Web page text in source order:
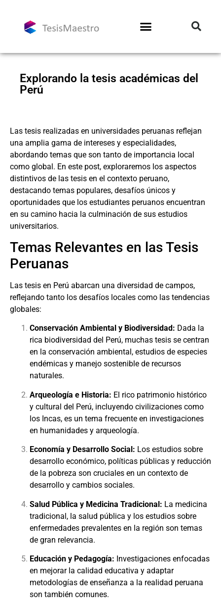
Explorando la tesis académicas del
Perú
Las tesis realizadas en universidades peruanas reflejan
una amplia gama de intereses y especialidades,
abordando temas que son tanto de importancia local
como global. En este post, exploraremos los aspectos
distintivos de las tesis en el contexto peruano,
destacando temas populares, desafíos únicos y
oportunidades que los estudiantes peruanos encuentran
en su camino hacia la culminación de sus estudios
universitarios.
Temas Relevantes en las Tesis
Peruanas
Las tesis en Perú abarcan una diversidad de campos,
reflejando tanto los desafíos locales como las tendencias
globales:
Conservación Ambiental y Biodiversidad: Dada la
rica biodiversidad del Perú, muchas tesis se centran
en la conservación ambiental, estudios de especies
endémicas y manejo sostenible de recursos
naturales.
Arqueología e Historia: El rico patrimonio histórico
y cultural del Perú, incluyendo civilizaciones como
los Incas, es un tema frecuente en investigaciones
en humanidades y arqueología.
Economía y Desarrollo Social: Los estudios sobre
desarrollo económico, políticas públicas y reducción
de la pobreza son cruciales en un contexto de
desarrollo y cambios sociales.
Salud Pública y Medicina Tradicional: La medicina
tradicional, la salud pública y los estudios sobre
enfermedades prevalentes en la región son temas
de gran relevancia.
Educación y Pedagogía: Investigaciones enfocadas
en mejorar la calidad educativa y adaptar
metodologías de enseñanza a la realidad peruana
son también comunes.